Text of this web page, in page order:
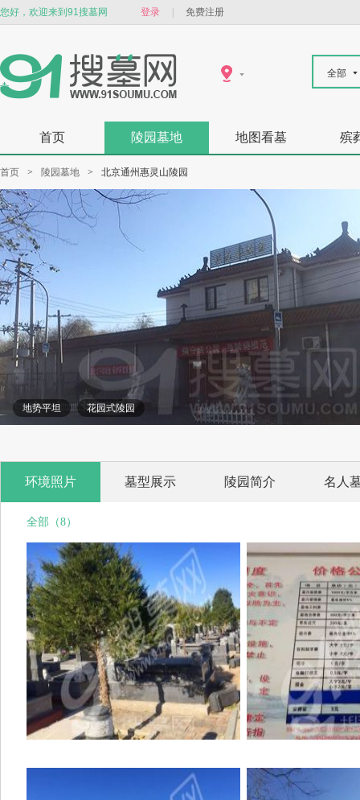
您好，欢迎来到91搜墓网 登录 免费注册
全部
首页 陵园墓地 地图看墓 殡
首页 > 陵园墓地 > 北京通州惠灵山陵园
地势平坦 花园式陵园
环境照片 墓型展示 陵园简介 名人
全部（8）